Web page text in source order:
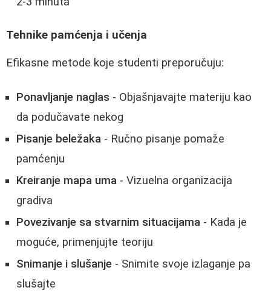
Tehnike pamćenja i učenja
Efikasne metode koje studenti preporučuju:
Ponavljanje naglas - Objašnjavajte materiju kao
da podučavate nekog
Pisanje beležaka - Ručno pisanje pomaže
pamćenju
Kreiranje mapa uma - Vizuelna organizacija
gradiva
Povezivanje sa stvarnim situacijama - Kada je
moguće, primenjujte teoriju
Snimanje i slušanje - Snimite svoje izlaganje pa
slušajte